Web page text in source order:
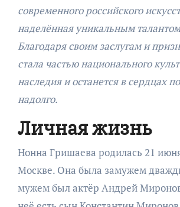
современного российского
наделённая уникальным
Благодаря своим заслугам и
стала частью национального
наследия и останется в сердцах
надолго.
Личная жизнь
Нонна Гришаева родилась 21
Москве. Она была замужем
мужем был актёр Андрей